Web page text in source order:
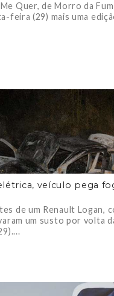
Quer, de Morro da
feira (29) mais uma
veículo pega
de um Renault Logan,
um susto por volta